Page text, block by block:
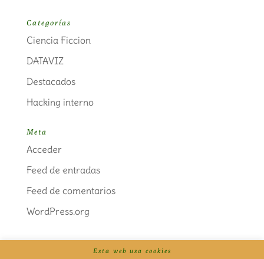
Categorías
Ciencia Ficcion
DATAVIZ
Destacados
Hacking interno
Meta
Acceder
Feed de entradas
Feed de comentarios
WordPress.org
Esta web usa cookies